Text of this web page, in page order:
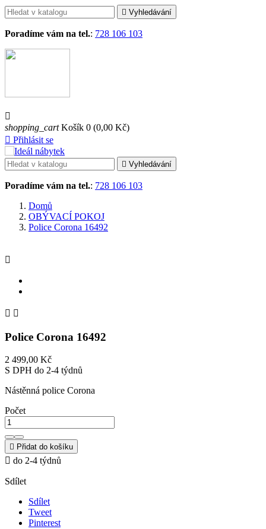
 Vyhledávání
Poradíme vám na tel.: 728 106 103

shopping_cart Košík 0 (0,00 Kč)
 Přihlásit se
 Vyhledávání
Poradíme vám na tel.: 728 106 103
Domů
OBÝVACÍ POKOJ
Police Corona 16492

 
Police Corona 16492
2 499,00 Kč
S DPH do 2-4 týdnů
Nástěnná police Corona
Počet
 Přidat do košíku
 do 2-4 týdnů
Sdílet
Sdílet
Tweet
Pinterest